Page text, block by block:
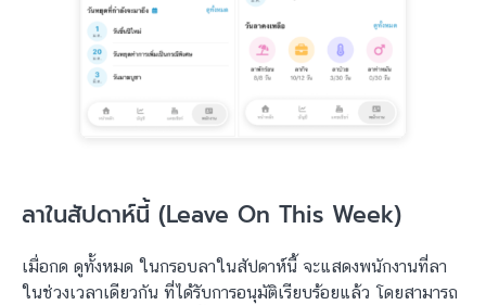
ลาในสัปดาห์นี้ (Leave On This Week)
เมื่อกด ดูทั้งหมด ในกรอบลาในสัปดาห์นี้ จะแสดงพนักงานที่ลา
ในช่วงเวลาเดียวกัน ที่ได้รับการอนุมัติเรียบร้อยแล้ว โดยสามารถ